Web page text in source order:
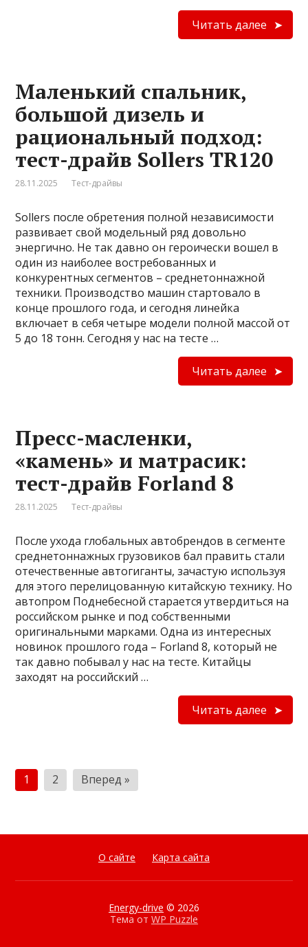
Читать далее
Маленький спальник,
большой дизель и
рациональный подход:
тест-драйв Sollers TR120
28.11.2025 Тест-драйвы
Sollers после обретения полной независимости
развивает свой модельный ряд довольно
энергично. Не так давно он героически вошел в
один из наиболее востребованных и
конкурентных сегментов – среднетоннажной
техники. Производство машин стартовало в
конце прошлого года, и сегодня линейка
включает в себя четыре модели полной массой от
5 до 18 тонн. Сегодня у нас на тесте …
Читать далее
Пресс-масленки,
«камень» и матрасик:
тест-драйв Forland 8
28.11.2025 Тест-драйвы
После ухода глобальных автобрендов в сегменте
среднетоннажных грузовиков бал править стали
отечественные автогиганты, зачастую используя
для этого перелицованную китайскую технику. Но
автопром Поднебесной старается утвердиться на
российском рынке и под собственными
оригинальными марками. Одна из интересных
новинок прошлого года – Forland 8, который не
так давно побывал у нас на тесте. Китайцы
заходят на российский …
Читать далее
Пагинация
записей
1 2 Вперед »
О сайте Карта сайта
Energy-drive © 2026
Тема от WP Puzzle